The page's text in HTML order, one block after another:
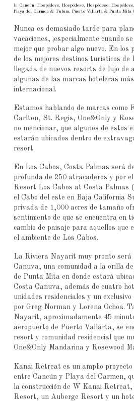
In Cancún, Hospédese, Hospédese, Hospédese, Hospédese,
Playa del Carmen & Tulum, Puerto Vallarta & Punta Mita
Nunca es demasiado tarde para
vacaciones, ¡especialmente cuando
mejor que probar algo nuevo. En los
de los mejores destinos turísticos de
llegada de nuevos resorts de lujo de
algunas de las marcas hoteleras
internacional.
Estamos hablando de marcas como
Carlton, St. Regis, One&Only y
no mencionar, que algunos de estos
estarán ubicados dentro de
resort.
En Los Cabos, Costa Palmas será
profunda de 250 atracaderos y por
Resort Los Cabos at Costa Palmas
el Cabo del este en Baja California
privada de 1,000 acres de tamaño
sentimiento de que se encuentra en
cambio de paisaje para aquellos que
el ambiente de Los Cabos.
La Riviera Nayarit muy pronto será
Canuva, una comunidad a la orilla
de Punta Mita en donde estará
Costa Canuva, además de cuatro
unidades residenciales y un
por Greg Norman y Lorena Ochoa.
Nayarit, aproximadamente 45
aeropuerto de Puerto Vallarta, se
resort y comunidad residencial que
One&Only Mandarina y Rosewood
Kanai Retreat es un amplio
entre Cancún y Playa del Carmen,
la construcción de W Kanai
Resort, un Auberge Resort y un